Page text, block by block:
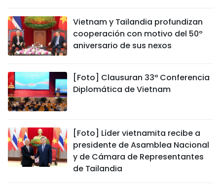
Vietnam y Tailandia profundizan
cooperación con motivo del 50º
aniversario de sus nexos
[Foto] Clausuran 33ª Conferencia
Diplomática de Vietnam
[Foto] Líder vietnamita recibe a
presidente de Asamblea Nacional
y de Cámara de Representantes
de Tailandia